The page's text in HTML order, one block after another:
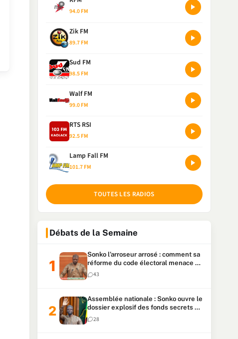
94.0 FM
Zik FM
89.7 FM
Sud FM
98.5 FM
Walf FM
99.0 FM
RTS RSI
92.5 FM
Lamp Fall FM
101.7 FM
TOUTES LES RADIOS
Débats de la Semaine
Sonko l’arroseur arrosé : comment sa
réforme du code électoral menace sa
candidature
43
Assemblée nationale : Sonko ouvre le
dossier explosif des fonds secrets et
du patrimoine présidentiel
28